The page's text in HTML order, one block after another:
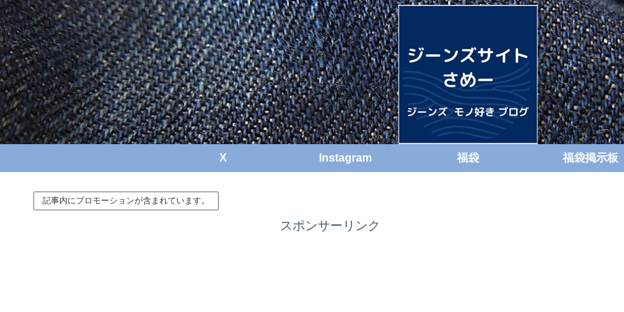
X Instagram 福袋 福袋掲示板
記事内にプロモーションが含まれています。
スポンサーリンク